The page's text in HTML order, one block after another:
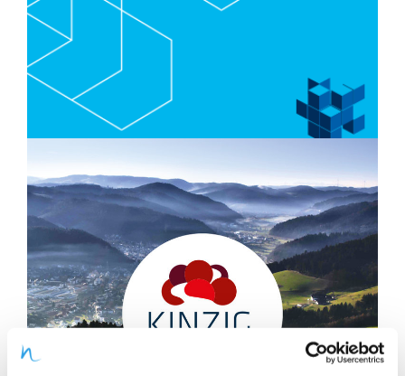
unter drei Finalisten durchsetzen
konnten...
Mehr
In Summe perfekt.
Abrechnungszentrum Emmendingen
Genau das würden wir auch
unterschreiben. Der
Krankenkassendienstleister direkt aus
unserer Nähe bewältigt täglich nicht nur